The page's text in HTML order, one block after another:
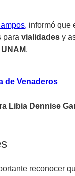
informó que
para vialidades y
.
de Venaderos
Libia Dennise
reconocer